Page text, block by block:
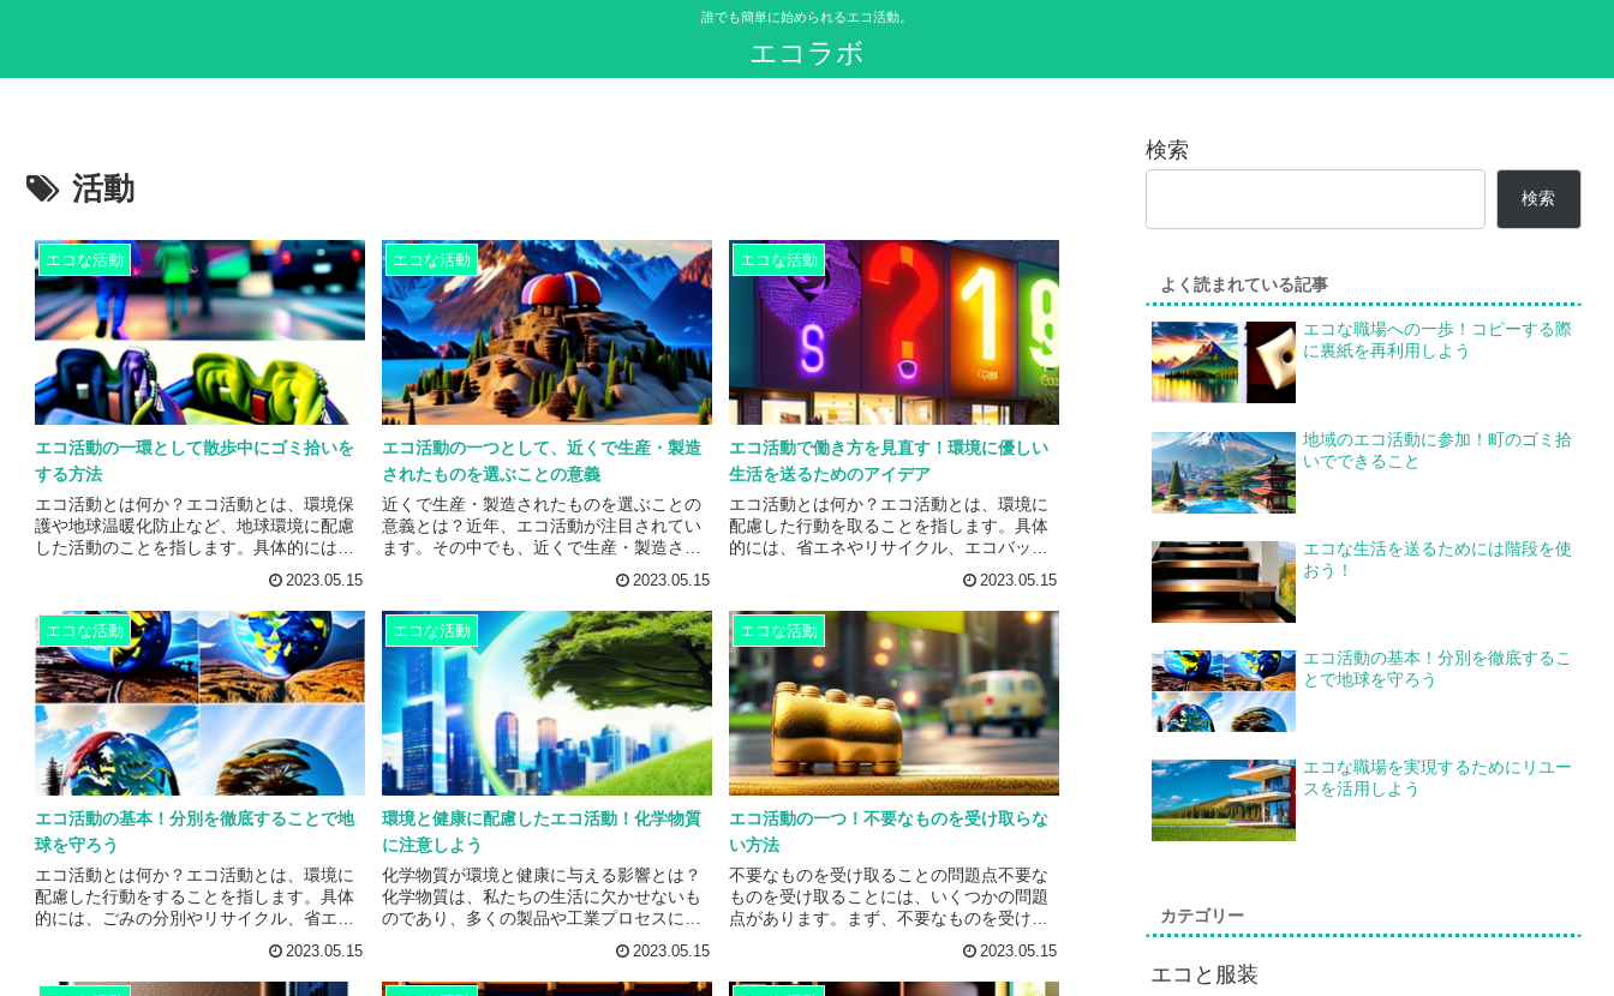
誰でも簡単に始められるエコ活動。
エコラボ
活動
エコな活動
エコ活動の一環として散歩中にゴミ拾いを
する方法
エコ活動とは何か？エコ活動とは、環境保
護や地球温暖化防止など、地球環境に配慮
した活動のことを指します。具体的には、
どが挙げられます。エコ活動は、個人の行
動から企業の社会的責任まで、幅広い範囲
で行われています。近年、エコ活動の一環
として、散歩中にゴミ拾いをする人が増え
ています。この活動は、自然環境を守るた
めに、自分たちが住む地域を美しく保つた
めに、そして健康的な運動にもなるために
行われます。また、ゴミ拾いをすること
で、自分たちが生活している...
2023.05.15
エコな活動
エコ活動の一つとして、近くで生産・製造
されたものを選ぶことの意義
近くで生産・製造されたものを選ぶことの
意義とは？近年、エコ活動が注目されてい
ます。その中でも、近くで生産・製造され
上で非常に重要な意義を持っています。ま
ず、近くで生産・製造されたものを選ぶこ
とで、輸送に伴う二酸化炭素の排出量を減
らすことができます。遠くの地域から商品
を運ぶためには、トラックや船などの輸送
手段が必要となります。これらの輸送手段
は、燃料を消費することで二酸化炭素を排
出します。そのため、近くで生産・製造さ
れたものを選ぶことで、輸...
2023.05.15
エコな活動
エコ活動で働き方を見直す！環境に優しい
生活を送るためのアイデア
エコ活動とは何か？エコ活動とは、環境に
配慮した行動を取ることを指します。具体
的には、省エネやリサイクル、エコバッグ
れます。これらの行動は、地球温暖化や環
境破壊などの問題を解決するために必要な
ものであり、個人の取り組みが積み重なっ
て大きな変化をもたらすことができます。
エコ活動を始めるためには、まず自分自身
がどのような行動を取ることができるかを
考えることが大切です。例えば、家庭での
エネルギー使用量を減らすために、電気や
ガスの使用量を減らすこと...
2023.05.15
エコな活動
エコ活動の基本！分別を徹底することで地
球を守ろう
エコ活動とは何か？エコ活動とは、環境に
配慮した行動をすることを指します。具体
的には、ごみの分別やリサイクル、省エ
用などが挙げられます。これらの行動を通
じて、地球環境を守り、持続可能な社会を
2023.05.15
エコな活動
環境と健康に配慮したエコ活動！化学物質
に注意しよう
化学物質が環境と健康に与える影響とは？
化学物質は、私たちの生活に欠かせないも
のであり、多くの製品や工業プロセスに使
質は、環境や健康に悪影響を与える可能性
があります。例えば、農薬や除草剤などの
2023.05.15
エコな活動
エコ活動の一つ！不要なものを受け取らな
い方法
不要なものを受け取ることの問題点不要な
ものを受け取ることには、いくつかの問題
点があります。まず、不要なものを受け取
スペースが圧迫される可能性があります。
これにより、本当に必要なものを収納する
2023.05.15
検索
検索
よく読まれている記事
エコな職場への一歩！コピーする際
に裏紙を再利用しよう
地域のエコ活動に参加！町のゴミ拾
いでできること
エコな生活を送るためには階段を使
おう！
エコ活動の基本！分別を徹底するこ
とで地球を守ろう
エコな職場を実現するためにリユー
スを活用しよう
カテゴリー
エコと服装